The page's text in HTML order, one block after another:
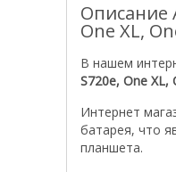
Описание
One XL,
В нашем
S720e, One XL,
Интернет
батарея, что
планшета.